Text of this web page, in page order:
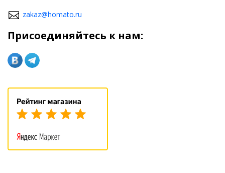
zakaz@homato.ru
Присоединяйтесь к нам: